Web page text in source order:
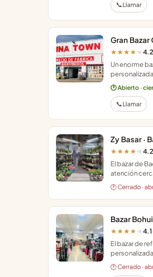
📞Llamar
Gran Bazar
★★★★★ 4.2
Un enorme
🕐 Abierto ·
📞Llamar
Zy Basar ·
★★★★★ 4.2
El bazar de
atención
🕐 Cerrado ·
Bazar
★★★★★ 4.1
El bazar de
🕐 Cerrado ·